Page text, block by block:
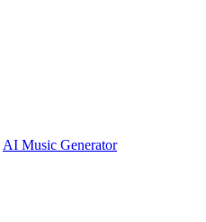
AI Music Generator